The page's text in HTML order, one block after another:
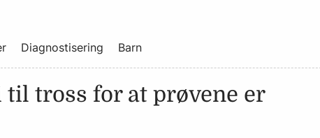
Diagnostisering Barn
tross for at prøvene er